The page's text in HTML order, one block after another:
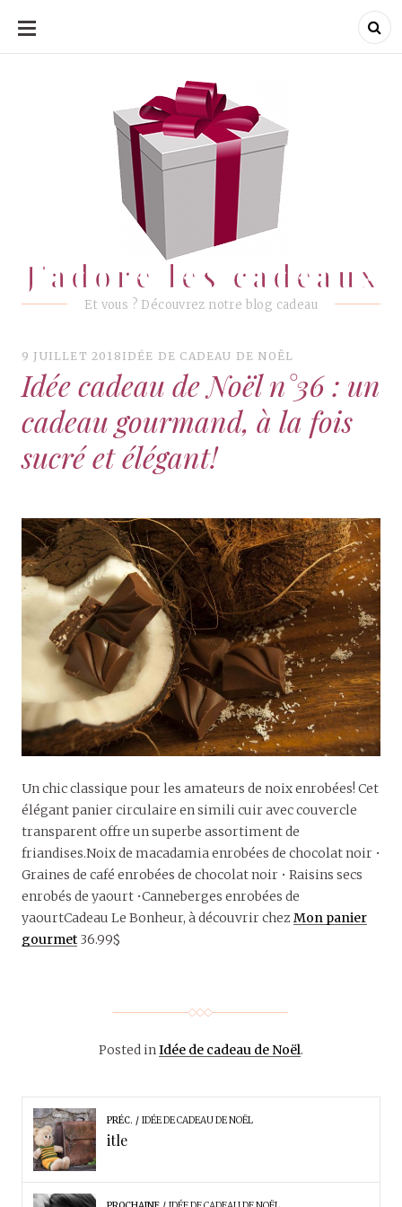
ALLER
CONTENU
J'adore les cadeaux
Et vous ? Découvrez notre blog cadeau
J'adore les cadeaux
9 JUILLET 2018 IDÉE DE CADEAU DE NOËL
Idée cadeau de Noël n°36 : un
cadeau gourmand, à la fois
sucré et élégant!
Un chic classique pour les amateurs de noix enrobées! Cet
élégant panier circulaire en simili cuir avec couvercle
transparent offre un superbe assortiment de
friandises.Noix de macadamia enrobées de chocolat noir •
Graines de café enrobées de chocolat noir • Raisins secs
enrobés de yaourt •Canneberges enrobées de
yaourtCadeau Le Bonheur, à découvrir chez Mon panier
gourmet 36.99$
Posted inIdée de cadeau de Noël.
PRÉC. IDÉE DE CADEAU DE NOËL
itle